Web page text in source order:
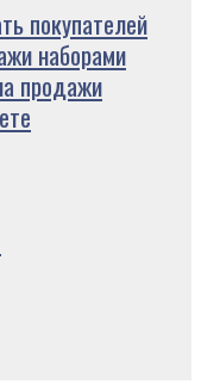
покупателей
наборами
продажи